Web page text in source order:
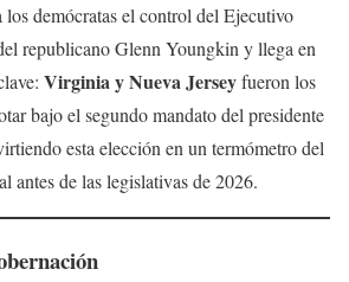
demócratas el control del Ejecutivo
republicano Glenn Youngkin y llega en
Virginia y Nueva Jerseyfueron los
bajo el segundo mandato del presidente
esta elección en un termómetro del
antes de las legislativas de 2026.